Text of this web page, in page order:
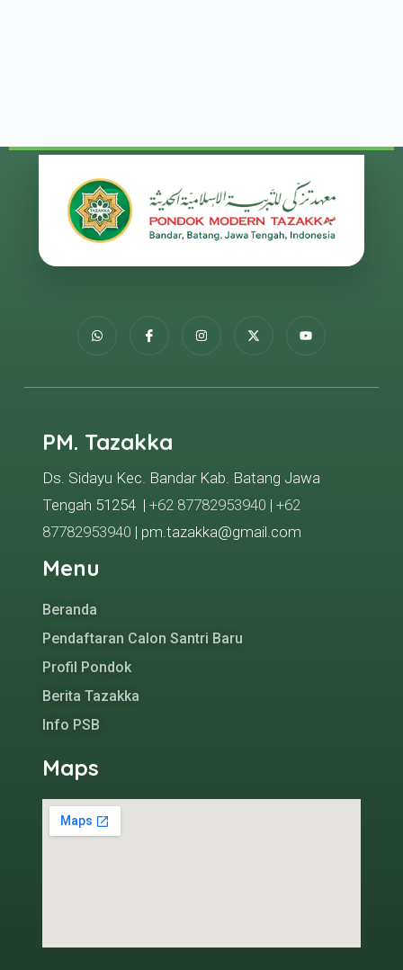
PM. Tazakka
Ds. Sidayu Kec. Bandar Kab. Batang Jawa
Tengah 51254 | +62 87782953940 | +62
87782953940 | pm.tazakka@gmail.com
Menu
Beranda
Pendaftaran Calon Santri Baru
Profil Pondok
Berita Tazakka
Info PSB
Maps